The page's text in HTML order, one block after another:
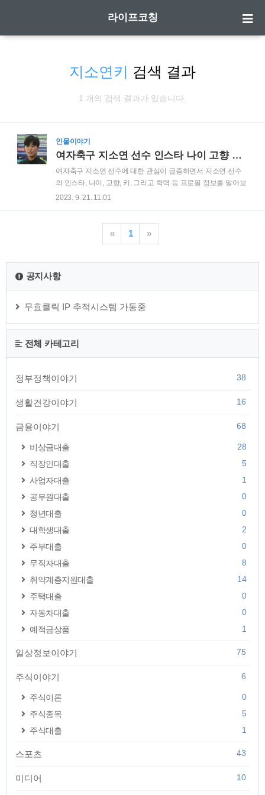
라이프코칭
지소연키 검색 결과
1 개의 검색 결과가 있습니다.
인물이야기
여자축구 지소연 선수 인스타 나이 고향 키 학력 프로필 정보
여자축구 지소연 선수에 대한 관심이 급증하면서 지소연 선수
의 인스타, 나이, 고향, 키, 그리고 학력 등 프로필 정보를 알아보
는 분들이 많습니다. 지소연 인스타 지소연 인스타 바로가기 지
신체 161cm, 55~60kg 학력 서울이문초등학교 오주중학교 서
울동산고등학교 한양여자대학교 종교 개신교 가족 어머니, 남
만원 지급" √ 나만 못 받은 정부지원금 조회하기 √ 누적 카드포
인트 통합 현금 입금받기 √ 미수령 보험금 조회하기 √ 깜빡한 은
행예..
2023. 9. 21. 11:01
« 1 »
공지사항
무효클릭 IP 추적시스템 가동중
전체 카테고리
정부정책이야기 38
생활건강이야기 16
금융이야기 68
비상금대출
28
직장인대출
5
사업자대출
1
공무원대출
0
청년대출
0
대학생대출
2
주부대출
0
무직자대출
8
취약계층지원대출
14
주택대출
0
자동차대출
0
예적금상품
1
일상정보이야기 75
주식이야기 6
주식이론
0
주식종목
5
주식대출
1
스포츠 43
미디어 10